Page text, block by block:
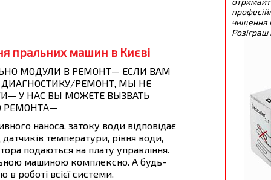
чищення
пральних машин в Києві
МОДУЛИ В РЕМОНТ— ЕСЛИ ВАМ
РЕМОНТ, МЫ НЕ
У НАС ВЫ МОЖЕТЕ ВЫЗВАТЬ
РЕМОНТА—
наноса, затоку води відповідає
температури, рівня води,
подаються на плату управління.
машиною комплексно. А будь-
роботі всієї системи.